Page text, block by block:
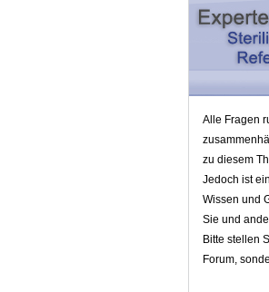
Alle Fragen
zu diesem
Jedoch ist
Wissen und
Sie und
Bitte stellen
Forum,